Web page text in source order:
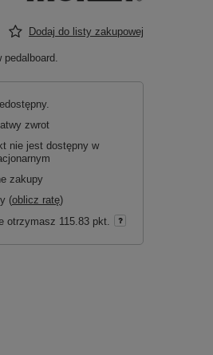
Dodaj do listy zakupowej
pedalboard.
zwrot
nie jest dostępny w
zakupy
(oblicz ratę)
otrzymasz 115.83 pkt.